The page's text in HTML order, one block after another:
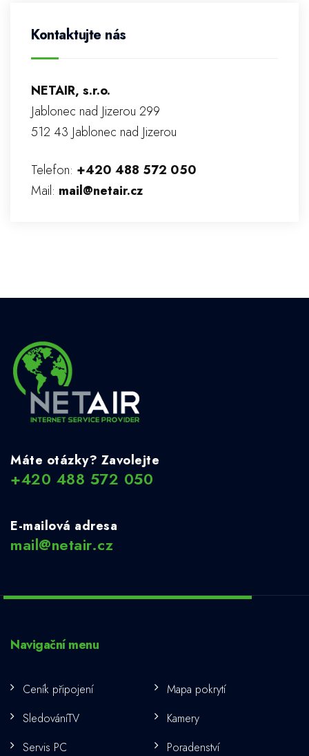
Kontaktujte nás
NETAIR, s.r.o.
Jablonec nad Jizerou 299
512 43 Jablonec nad Jizerou
Telefon: +420 488 572 050
Mail: mail@netair.cz
Máte otázky? Zavolejte
+420 488 572 050
E-mailová adresa
mail@netair.cz
Navigační menu
Ceník připojení
Mapa pokrytí
SledováníTV
Kamery
Servis PC
Poradenství